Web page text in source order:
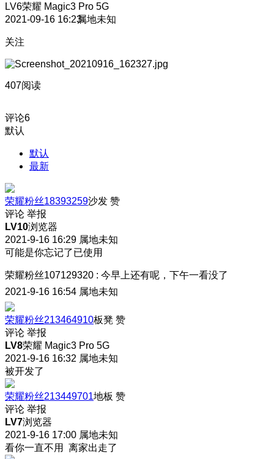
LV6荣耀 Magic3 Pro 5G
2021-09-16 16:23属地未知
关注
407阅读
评论6
默认
默认
最新
荣耀粉丝18393259沙发 赞
评论 举报
LV10浏览器
2021-9-16 16:29 属地未知
可能是你忘记了已使用
荣耀粉丝107129320 : 今早上还有呢，下午一看没了
2021-9-16 16:54 属地未知
荣耀粉丝213464910板凳 赞
评论 举报
LV8荣耀 Magic3 Pro 5G
2021-9-16 16:32 属地未知
被开发了
荣耀粉丝213449701地板 赞
评论 举报
LV7浏览器
2021-9-16 17:00 属地未知
看你一直不用 离家出走了